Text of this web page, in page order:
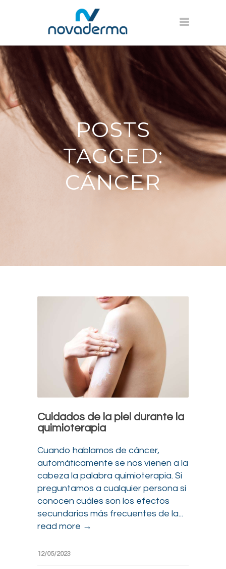
POSTS
TAGGED:
CÁNCER
Cuidados de la piel durante la
quimioterapia
Cuando hablamos de cáncer,
automáticamente se nos vienen a la
cabeza la palabra quimioterapia. Si
preguntamos a cualquier persona si
conocen cuáles son los efectos
secundarios más frecuentes de la...
read more →
12/05/2023